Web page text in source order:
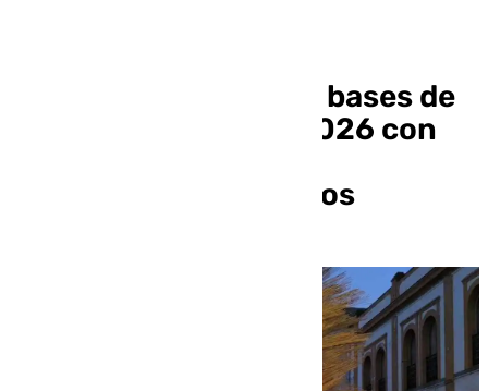
Córdoba adelanta las bases de
las Cruces de Mayo 2026 con
participación y premios